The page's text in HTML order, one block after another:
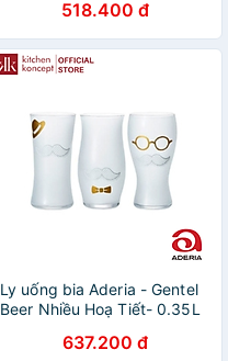
518.400 đ
Ly uống bia Aderia - Gentel
Beer Nhiều Hoạ Tiết- 0.35L
637.200 đ